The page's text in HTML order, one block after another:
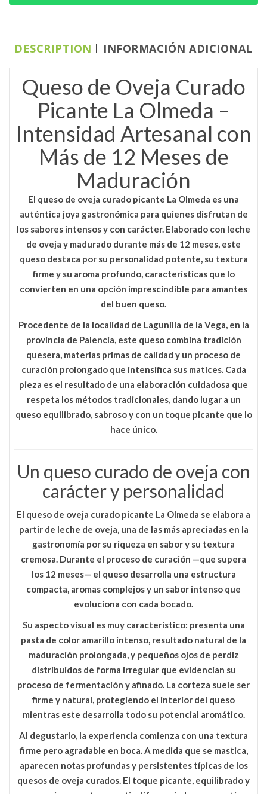
DESCRIPTION INFORMACIÓN ADICIONAL
Queso de Oveja Curado
Picante La Olmeda –
Intensidad Artesanal con
Más de 12 Meses de
Maduración
El queso de oveja curado picante La Olmeda es una
auténtica joya gastronómica para quienes disfrutan de
los sabores intensos y con carácter. Elaborado con leche
de oveja y madurado durante más de 12 meses, este
queso destaca por su personalidad potente, su textura
firme y su aroma profundo, características que lo
convierten en una opción imprescindible para amantes
del buen queso.
Procedente de la localidad de Lagunilla de la Vega, en la
provincia de Palencia, este queso combina tradición
quesera, materias primas de calidad y un proceso de
curación prolongado que intensifica sus matices. Cada
pieza es el resultado de una elaboración cuidadosa que
respeta los métodos tradicionales, dando lugar a un
queso equilibrado, sabroso y con un toque picante que lo
hace único.
Un queso curado de oveja con
carácter y personalidad
El queso de oveja curado picante La Olmeda se elabora a
partir de leche de oveja, una de las más apreciadas en la
gastronomía por su riqueza en sabor y su textura
cremosa. Durante el proceso de curación —que supera
los 12 meses— el queso desarrolla una estructura
compacta, aromas complejos y un sabor intenso que
evoluciona con cada bocado.
Su aspecto visual es muy característico: presenta una
pasta de color amarillo intenso, resultado natural de la
maduración prolongada, y pequeños ojos de perdiz
distribuidos de forma irregular que evidencian su
proceso de fermentación y afinado. La corteza suele ser
firme y natural, protegiendo el interior del queso
mientras este desarrolla todo su potencial aromático.
Al degustarlo, la experiencia comienza con una textura
firme pero agradable en boca. A medida que se mastica,
aparecen notas profundas y persistentes típicas de los
quesos de oveja curados. El toque picante, equilibrado y